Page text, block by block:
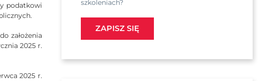
podatkowi
założenia
2025 r.
2025 r.
szkoleniach?
ZAPISZ SIĘ